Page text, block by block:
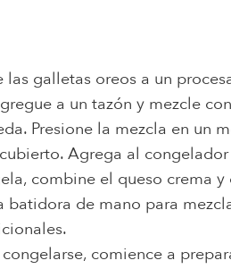
las galletas oreos a un
a un tazón y mezcle
Presione la mezcla en un
Agrega al
combine el queso crema
batidora de mano para
comience a